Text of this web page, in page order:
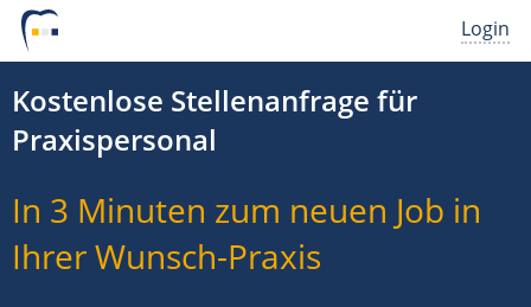
Login
Kostenlose Stellenanfrage für
Praxispersonal
In 3 Minuten zum neuen Job in
Ihrer Wunsch-Praxis